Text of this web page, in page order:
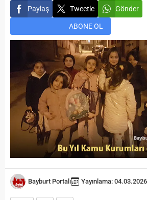
Paylaş Tweetle Gönder
ABONE OL
Bayburt Portalı Yayınlama: